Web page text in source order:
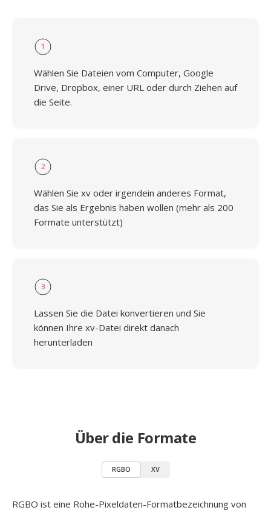
1
Wählen Sie Dateien vom Computer, Google
Drive, Dropbox, einer URL oder durch Ziehen auf
die Seite.
2
Wählen Sie xv oder irgendein anderes Format,
das Sie als Ergebnis haben wollen (mehr als 200
Formate unterstützt)
3
Lassen Sie die Datei konvertieren und Sie
können Ihre xv-Datei direkt danach
herunterladen
Über die Formate
RGBO XV
RGBO ist eine Rohe-Pixeldaten-Formatbezeichnung von